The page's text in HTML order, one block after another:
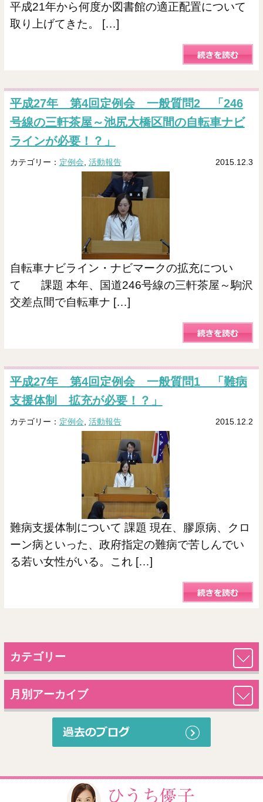
平成21年から何度か図書館の適正配置について
取り上げてきた。 […]
平成27年 第4回定例会 一般質問2 「246
号線の三軒茶屋～池尻大橋区間の自転車ナビ
ラインが必要！？」
カテゴリー： 定例会, 活動報告 2015.12.3
自転車ナビライン・ナビマークの拡充につい
て 課題 本年、国道246号線の三軒茶屋～駒沢
交差点間で自転車ナ […]
平成27年 第4回定例会 一般質問1 「難病
支援体制 拡充が必要！？」
カテゴリー： 定例会, 活動報告 2015.12.2
難病支援体制について 課題 現在、膠原病、クロ
ーン病といった、政府指定の難病で苦しんでい
る若い女性がいる。これ […]
カテゴリー
月別アーカイブ